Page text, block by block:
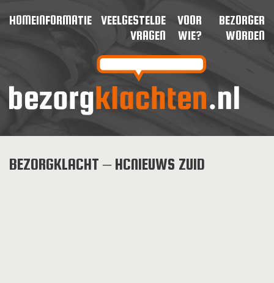
HOMEINFORMATIE
VEELGESTELDE
VRAGEN
VOOR
WIE?
BEZORGER
WORDEN
BEZORGKLACHT – HCNIEUWS ZUID